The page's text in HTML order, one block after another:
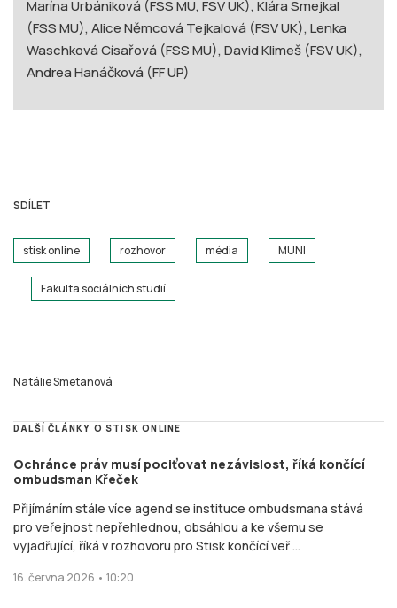
Marína Urbániková (FSS MU, FSV UK), Klára Smejkal
(FSS MU), Alice Němcová Tejkalová (FSV UK), Lenka
Waschková Císařová (FSS MU), David Klimeš (FSV UK),
Andrea Hanáčková (FF UP)
SDÍLET
stisk online rozhovor média MUNI
Fakulta sociálních studií
Natálie Smetanová
DALŠÍ ČLÁNKY O STISK ONLINE
Ochránce práv musí pociťovat nezávislost, říká končící
ombudsman Křeček
Přijímáním stále více agend se instituce ombudsmana stává
pro veřejnost nepřehlednou, obsáhlou a ke všemu se
vyjadřující, říká v rozhovoru pro Stisk končící veř ...
16. června 2026 • 10:20